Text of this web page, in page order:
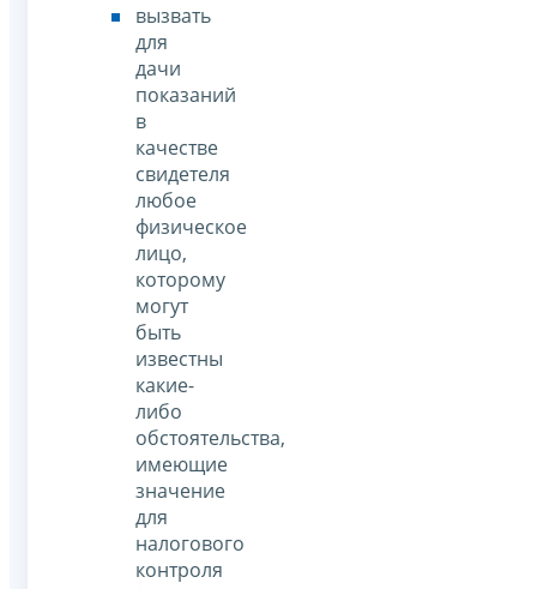
вызвать
для
дачи
показаний
в
качестве
свидетеля
любое
физическое
лицо,
которому
могут
быть
известны
какие-
либо
обстоятельства,
имеющие
значение
для
налогового
контроля